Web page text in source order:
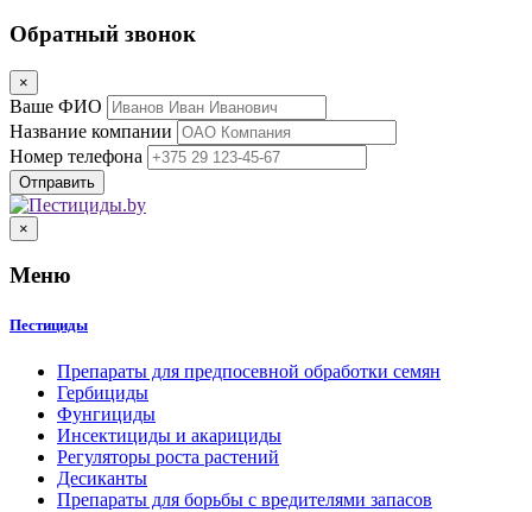
Обратный звонок
×
Ваше ФИО
Название компании
Номер телефона
×
Меню
Пестициды
Препараты для предпосевной обработки семян
Гербициды
Фунгициды
Инсектициды и акарициды
Регуляторы роста растений
Десиканты
Препараты для борьбы с вредителями запасов